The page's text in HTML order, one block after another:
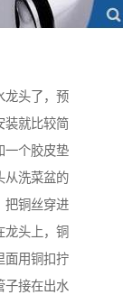
龙头了，预
装就比较简
一个胶皮垫
从洗菜盆的
把铜丝穿进
龙头上，铜
面用铜扣拧
子接在出水